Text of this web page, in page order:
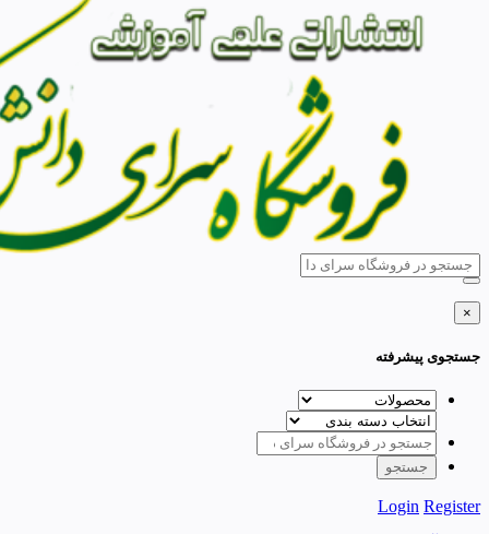
×
جستجوی پیشرفته
Login Register